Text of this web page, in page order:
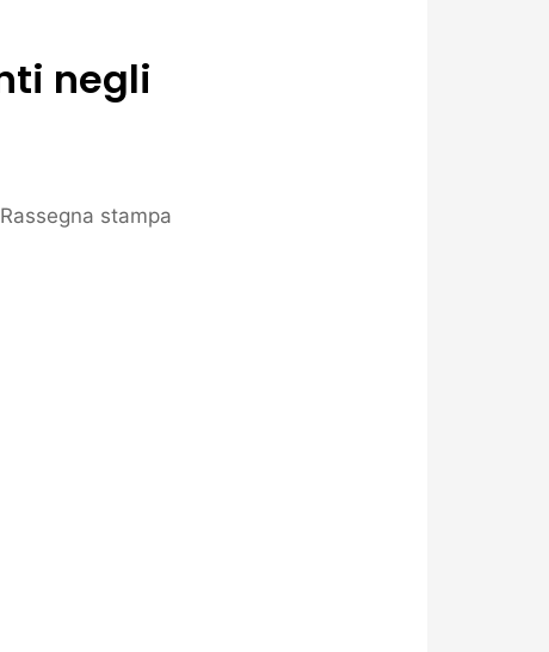
negli
Rassegna stampa